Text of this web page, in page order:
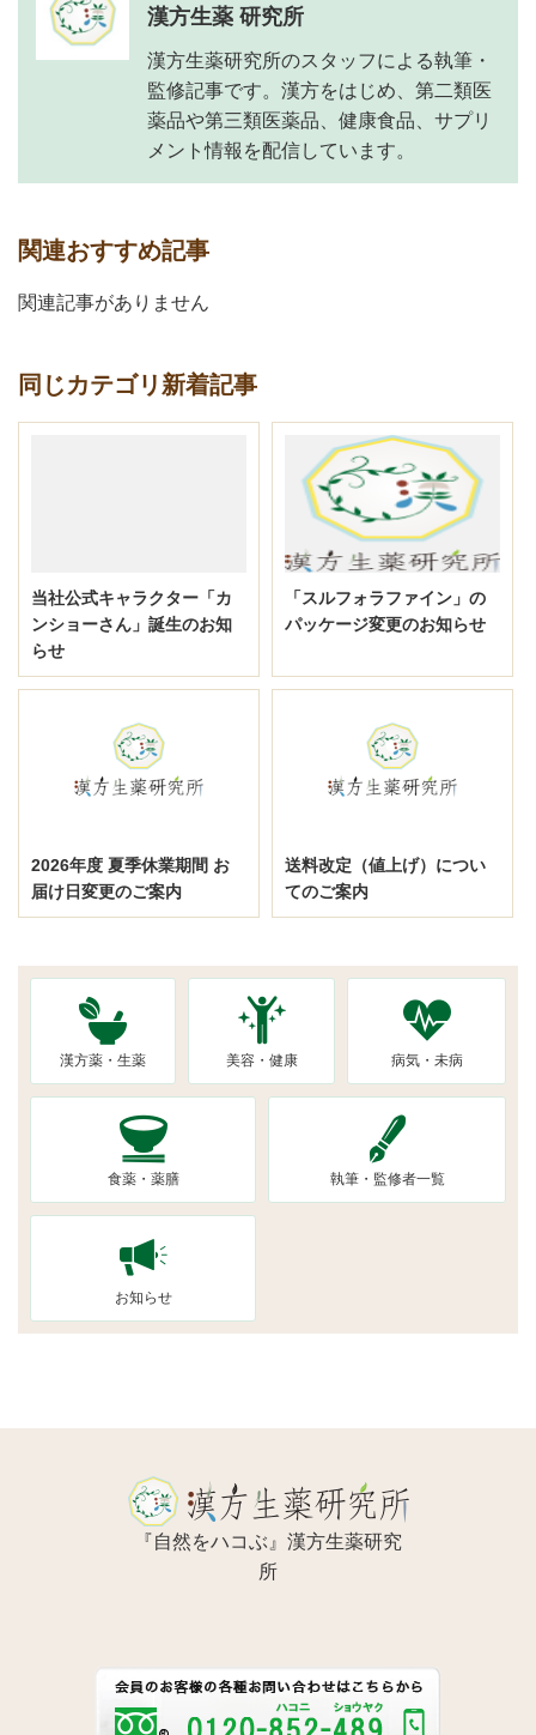
漢方生薬 研究所
漢方生薬研究所のスタッフによる執筆・
監修記事です。漢方をはじめ、第二類医
薬品や第三類医薬品、健康食品、サプリ
メント情報を配信しています。
関連おすすめ記事
関連記事がありません
同じカテゴリ新着記事
当社公式キャラクター「カ
ンショーさん」誕生のお知
らせ
「スルフォラファイン」の
パッケージ変更のお知らせ
2026年度 夏季休業期間 お
届け日変更のご案内
送料改定（値上げ）につい
てのご案内
漢方薬・生薬 美容・健康 病気・未病
食薬・薬膳 執筆・監修者一覧
お知らせ
『自然をハコぶ』漢方生薬研究
所